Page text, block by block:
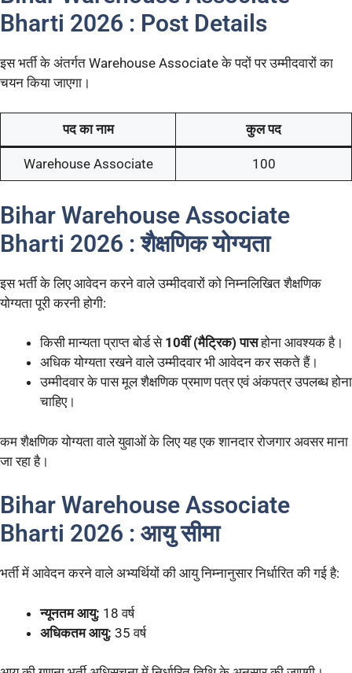
Bharti 2026 : Post Details
इस भर्ती के अंतर्गत Warehouse Associate के पदों पर उम्मीदवारों का
चयन किया जाएगा।
पद का नाम कुल पद
Warehouse Associate 100
Bihar Warehouse Associate
Bharti 2026 : शैक्षणिक योग्यता
इस भर्ती के लिए आवेदन करने वाले उम्मीदवारों को निम्नलिखित शैक्षणिक
योग्यता पूरी करनी होगी:
किसी मान्यता प्राप्त बोर्ड से 10वीं (मैट्रिक) पासहोना आवश्यक है।
अधिक योग्यता रखने वाले उम्मीदवार भी आवेदन कर सकते हैं।
उम्मीदवार के पास मूल शैक्षणिक प्रमाण पत्र एवं अंकपत्र उपलब्ध होना
चाहिए।
कम शैक्षणिक योग्यता वाले युवाओं के लिए यह एक शानदार रोजगार अवसर माना
जा रहा है।
Bihar Warehouse Associate
Bharti 2026 : आयु सीमा
भर्ती में आवेदन करने वाले अभ्यर्थियों की आयु निम्नानुसार निर्धारित की गई है:
न्यूनतम आयु: 18 वर्ष
अधिकतम आयु: 35 वर्ष